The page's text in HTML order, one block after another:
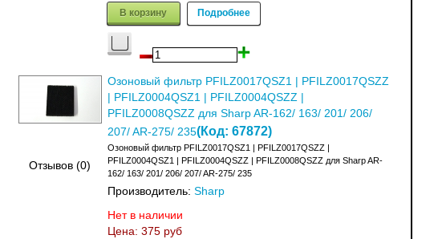
В корзину Подробнее
Отзывов (0)
Озоновый фильтр PFILZ0017QSZ1 | PFILZ0017QSZZ
| PFILZ0004QSZ1 | PFILZ0004QSZZ |
PFILZ0008QSZZ для Sharp AR-162/ 163/ 201/ 206/
207/ AR-275/ 235(Код: 67872)
Озоновый фильтр PFILZ0017QSZ1 | PFILZ0017QSZZ |
PFILZ0004QSZ1 | PFILZ0004QSZZ | PFILZ0008QSZZ для Sharp AR-
162/ 163/ 201/ 206/ 207/ AR-275/ 235
Производитель: Sharp
Нет в наличии
Цена: 375 руб